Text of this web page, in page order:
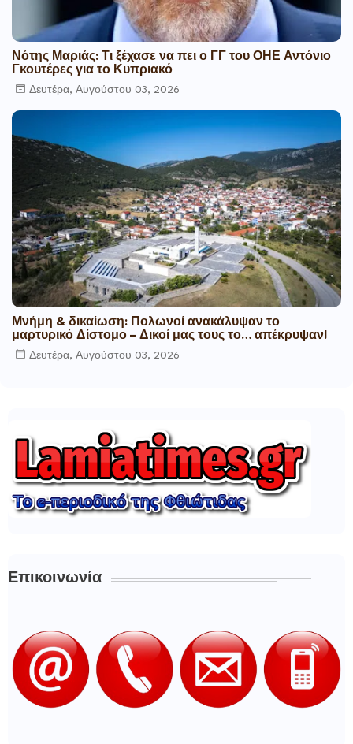
Νότης Μαριάς: Τι ξέχασε να πει ο ΓΓ του ΟΗΕ Αντόνιο
Γκουτέρες για το Κυπριακό
Δευτέρα, Αυγούστου 03, 2026
Μνήμη & δικαίωση: Πολωνοί ανακάλυψαν το
μαρτυρικό Δίστομο – Δικοί μας τους το… απέκρυψαν!
Δευτέρα, Αυγούστου 03, 2026
Επικοινωνία